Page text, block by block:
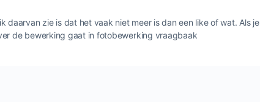
zie is dat het vaak niet meer is dan een like of wat. Als je
de bewerking gaat in fotobewerking vraagbaak